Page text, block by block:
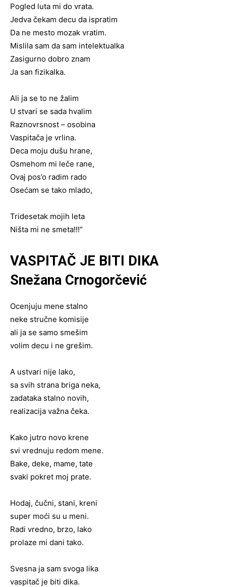
Pogled luta mi do vrata.
Jedva čekam decu da ispratim
Da ne mesto mozak vratim.
Mislila sam da sam intelektualka
Zasigurno dobro znam
Ja san fizikalka.
Ali ja se to ne žalim
U stvari se sada hvalim
Raznovrsnost – osobina
Vaspitača je vrlina.
Deca moju dušu hrane,
Osmehom mi leče rane,
Ovaj pos’o radim rado
Osećam se tako mlado,
Tridesetak mojih leta
Ništa mi ne smeta!!!“
VASPITAČ JE BITI DIKA
Snežana Crnogorčević
Ocenjuju mene stalno
neke stručne komisije
ali ja se samo smešim
volim decu i ne grešim.
A ustvari nije lako,
sa svih strana briga neka,
zadataka stalno novih,
realizacija važna čeka.
Kako jutro novo krene
svi vrednuju redom mene.
Bake, deke, mame, tate
svaki pokret moj prate.
Hodaj, čučni, stani, kreni
super moći su u meni.
Radi vredno, brzo, lako
prolaze mi dani tako.
Svesna ja sam svoga lika
vaspitač je biti dika.